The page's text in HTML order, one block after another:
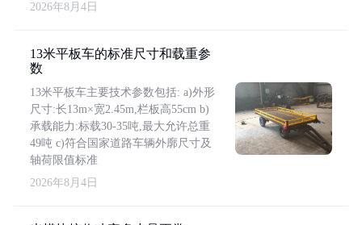
2026年8月4日
13米平板车的标准尺寸和载重参
数
13米平板车主要技术参数包括: a)外形
尺寸:长13m×宽2.45m,栏板高55cm b)
承载能力:标载30-35吨,最大允许总重
49吨 c)符合国家道路车辆外廓尺寸及
轴荷限值标准
2026年8月4日